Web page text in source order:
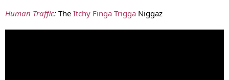
Human Traffic: The Itchy Finga Trigga Niggaz